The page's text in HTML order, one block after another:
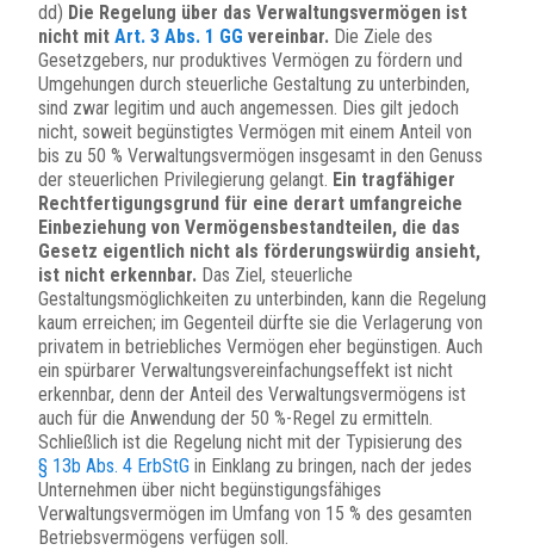
dd) Die Regelung über das Verwaltungsvermögen ist
nicht mit Art. 3 Abs. 1 GG vereinbar. Die Ziele des
Gesetzgebers, nur produktives Vermögen zu fördern und
Umgehungen durch steuerliche Gestaltung zu unterbinden,
sind zwar legitim und auch angemessen. Dies gilt jedoch
nicht, soweit begünstigtes Vermögen mit einem Anteil von
bis zu 50 % Verwaltungsvermögen insgesamt in den Genuss
der steuerlichen Privilegierung gelangt. Ein tragfähiger
Rechtfertigungsgrund für eine derart umfangreiche
Einbeziehung von Vermögensbestandteilen, die das
Gesetz eigentlich nicht als förderungswürdig ansieht,
ist nicht erkennbar. Das Ziel, steuerliche
Gestaltungsmöglichkeiten zu unterbinden, kann die Regelung
kaum erreichen; im Gegenteil dürfte sie die Verlagerung von
privatem in betriebliches Vermögen eher begünstigen. Auch
ein spürbarer Verwaltungsvereinfachungseffekt ist nicht
erkennbar, denn der Anteil des Verwaltungsvermögens ist
auch für die Anwendung der 50 %-Regel zu ermitteln.
Schließlich ist die Regelung nicht mit der Typisierung des
§ 13b Abs. 4 ErbStG in Einklang zu bringen, nach der jedes
Unternehmen über nicht begünstigungsfähiges
Verwaltungsvermögen im Umfang von 15 % des gesamten
Betriebsvermögens verfügen soll.